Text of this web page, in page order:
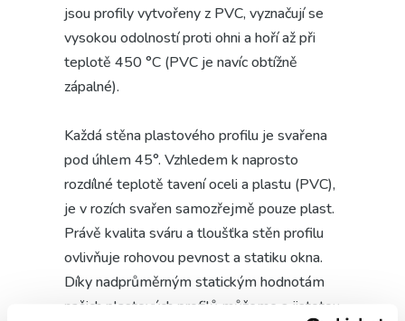
jsou profily vytvořeny z PVC, vyznačují se
vysokou odolností proti ohni a hoří až při
teplotě 450 °C (PVC je navíc obtížně
zápalné).
Každá stěna plastového profilu je svařena
pod úhlem 45°. Vzhledem k naprosto
rozdílné teplotě tavení oceli a plastu (PVC),
je v rozích svařen samozřejmě pouze plast.
Právě kvalita sváru a tloušťka stěn profilu
ovlivňuje rohovou pevnost a statiku okna.
Díky nadprůměrným statickým hodnotám
našich plastových profilů můžeme s jistotou